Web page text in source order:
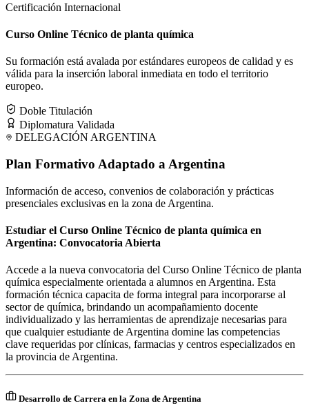
Certificación Internacional
Curso Online Técnico de planta química
Su formación está avalada por estándares europeos de calidad y es
válida para la inserción laboral inmediata en todo el territorio
europeo.
Doble Titulación
Diplomatura Validada
DELEGACIÓN ARGENTINA
Plan Formativo Adaptado a Argentina
Información de acceso, convenios de colaboración y prácticas
presenciales exclusivas en la zona de Argentina.
Estudiar el Curso Online Técnico de planta química en
Argentina: Convocatoria Abierta
Accede a la nueva convocatoria del Curso Online Técnico de planta
química especialmente orientada a alumnos en Argentina. Esta
formación técnica capacita de forma integral para incorporarse al
sector de química, brindando un acompañamiento docente
individualizado y las herramientas de aprendizaje necesarias para
que cualquier estudiante de Argentina domine las competencias
clave requeridas por clínicas, farmacias y centros especializados en
la provincia de Argentina.
Desarrollo de Carrera en la Zona de Argentina